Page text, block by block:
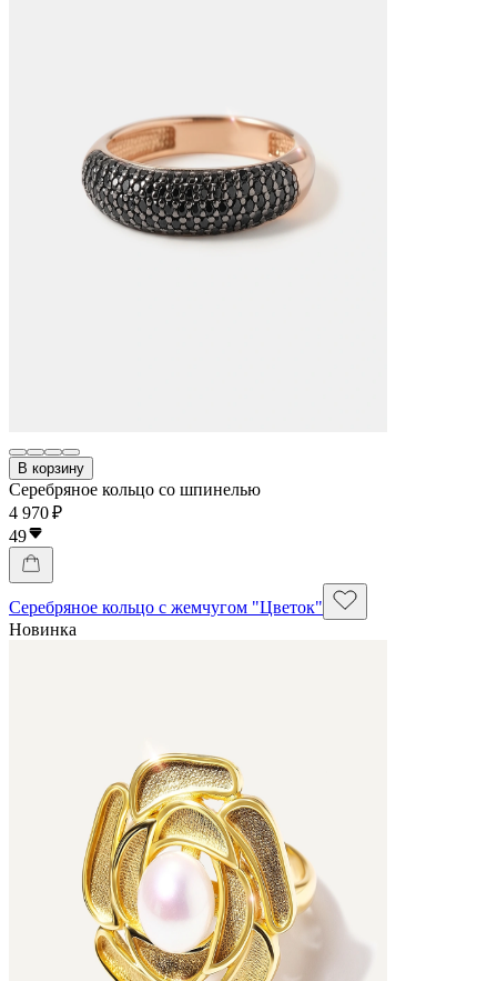
В корзину
Серебряное кольцо со шпинелью
4 970 ₽
49
Серебряное кольцо с жемчугом "Цветок"
Новинка